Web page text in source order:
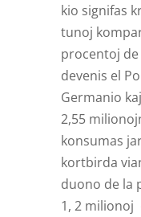
kio signifas
tunoj
procentoj
devenis el
Germanio
2,55
konsumas
kortbirda
duono de la
1, 2